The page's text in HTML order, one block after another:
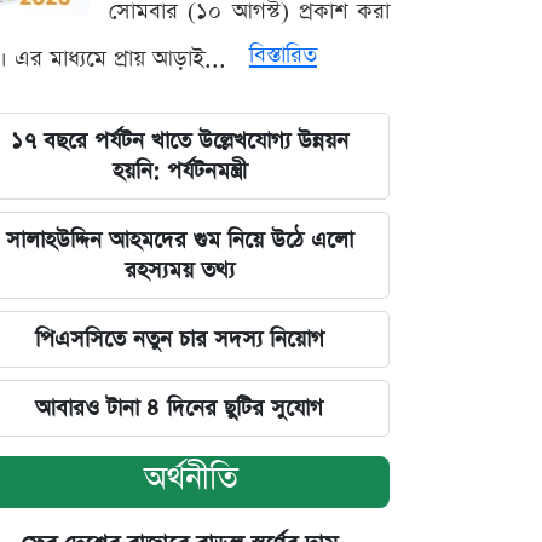
সোমবার (১০ আগস্ট) প্রকাশ করা
এর মাধ্যমে প্রায় আড়াই...
বিস্তারিত
১৭ বছরে পর্যটন খাতে উল্লেখযোগ্য উন্নয়ন
হয়নি: পর্যটনমন্ত্রী
সালাহউদ্দিন আহমদের গুম নিয়ে উঠে এলো
রহস্যময় তথ্য
পিএসসিতে নতুন চার সদস্য নিয়োগ
আবারও টানা ৪ দিনের ছুটির সুযোগ
অর্থনীতি